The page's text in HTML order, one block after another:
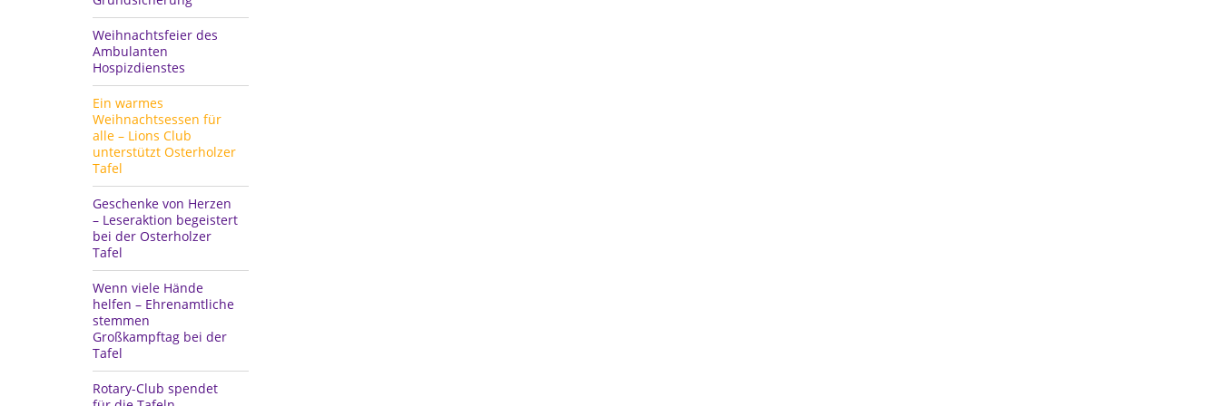
Weihnachtsfeier des
Ambulanten
Hospizdienstes
Ein warmes
Weihnachtsessen für
alle – Lions Club
unterstützt Osterholzer
Tafel
Geschenke von Herzen
– Leseraktion begeistert
bei der Osterholzer
Tafel
Wenn viele Hände
helfen – Ehrenamtliche
stemmen
Großkampftag bei der
Tafel
Rotary-Club spendet